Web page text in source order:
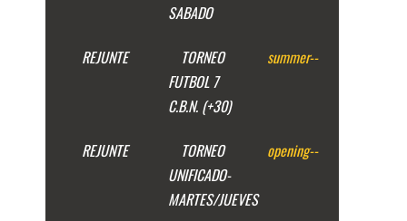
SABADO
REJUNTE
TORNEO
FUTBOL 7
C.B.N. (+30)
summer--
REJUNTE
TORNEO
UNIFICADO-
MARTES/JUEVES
opening--